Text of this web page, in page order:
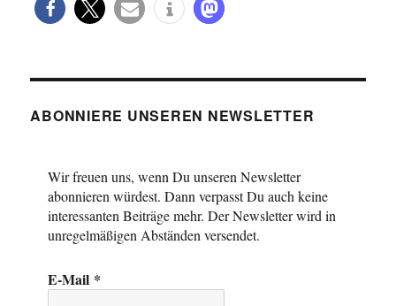
ABONNIERE UNSEREN NEWSLETTER
Wir freuen uns, wenn Du unseren Newsletter
abonnieren würdest. Dann verpasst Du auch keine
interessanten Beiträge mehr. Der Newsletter wird in
unregelmäßigen Abständen versendet.
E-Mail *